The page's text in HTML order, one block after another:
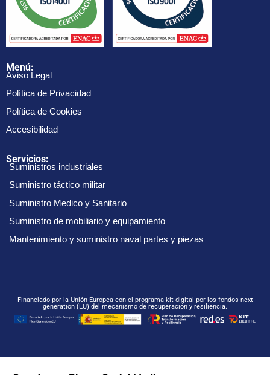
Menú:
Aviso Legal
Política de Privacidad
Política de Cookies
Accesibilidad
Servicios:
Suministros industriales
Suministro táctico militar
Suministro Medico y Sanitario
Suministro de mobiliario y equipamiento
Mantenimiento y suministro naval partes y piezas
Financiado por la Unión Europea con el programa kit digital por los fondos next
generation (EU) del mecanismo de recuperación y resiliencia.